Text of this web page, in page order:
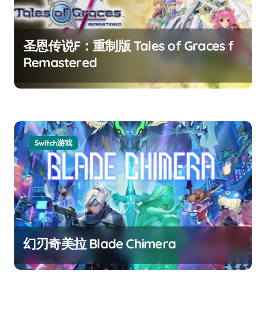
圣恩传说F：重制版 Tales of Graces f
Remastered
Switch游戏
幻刃奇美拉 Blade Chimera